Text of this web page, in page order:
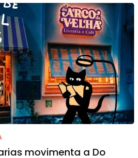
movimenta a Do